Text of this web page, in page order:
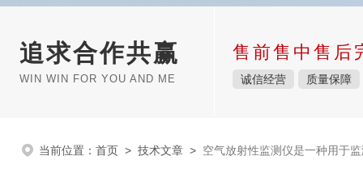
追求合作共赢
WIN WIN FOR YOU AND ME
售前售中售后
诚信经营 质量保障
当前位置： 首页 > 技术文章 > 空气放射性监测仪是一种用于